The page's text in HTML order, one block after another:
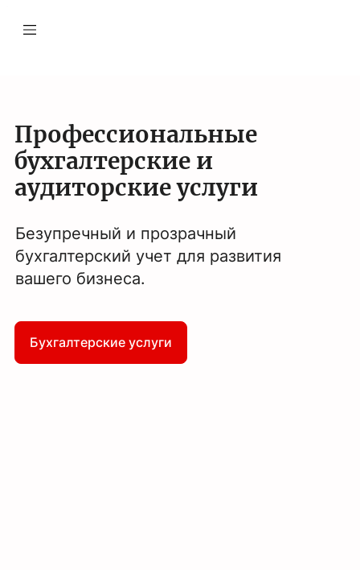
Профессиональные
бухгалтерские и
аудиторские услуги
Безупречный и прозрачный
бухгалтерский учет для развития
вашего бизнеса.
Бухгалтерские услуги